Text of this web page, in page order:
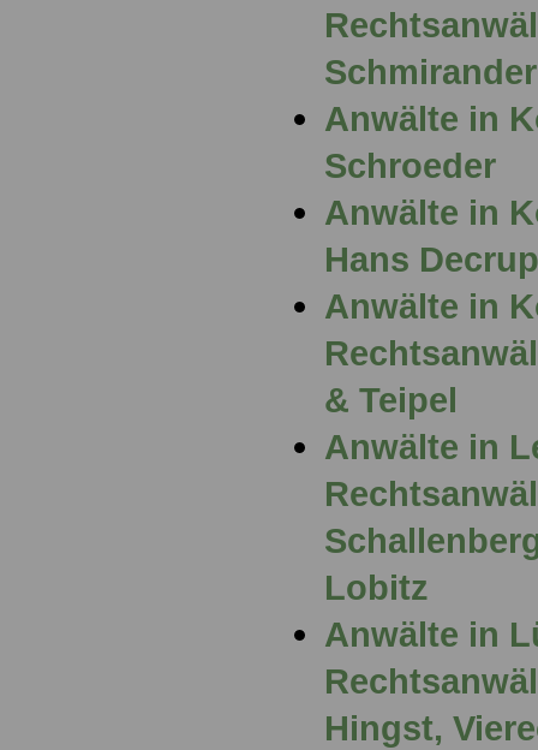
Schmirander
Anwälte in
Schroeder
Anwälte in
Hans
Anwälte in
& Teipel
Anwälte in
Lobitz
Anwälte in
Hingst,